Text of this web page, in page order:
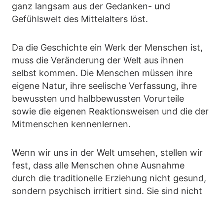
ganz langsam aus der Gedanken- und
Gefühlswelt des Mittelalters löst.
Da die Geschichte ein Werk der Menschen ist,
muss die Veränderung der Welt aus ihnen
selbst kommen. Die Menschen müssen ihre
eigene Natur, ihre seelische Verfassung, ihre
bewussten und halbbewussten Vorurteile
sowie die eigenen Reaktionsweisen und die der
Mitmenschen kennenlernen.
Wenn wir uns in der Welt umsehen, stellen wir
fest, dass alle Menschen ohne Ausnahme
durch die traditionelle Erziehung nicht gesund,
sondern psychisch irritiert sind. Sie sind nicht